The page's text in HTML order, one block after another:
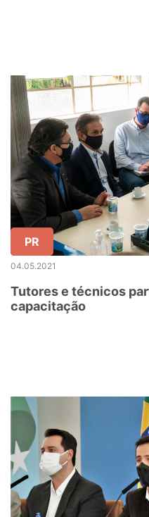
PR
04.05.2021
Tutores e técnicos
capacitação